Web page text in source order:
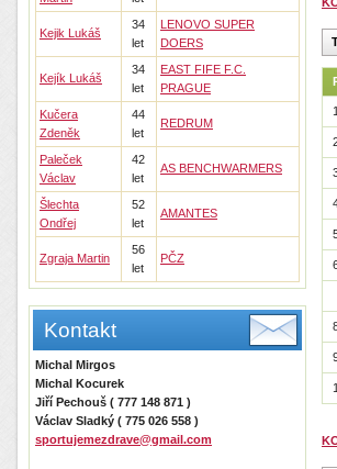
Kejik Lukáš
34
let
LENOVO SUPER
DOERS
Kejík Lukáš
34
let
EAST FIFE F.C.
PRAGUE
Kučera
Zdeněk
44
let
REDRUM
Paleček
Václav
42
let
AS BENCHWARMERS
Šlechta
Ondřej
52
let
AMANTES
Zgraja Martin
56
let
PČZ
Kontakt
Michal Mirgos
Michal Kocurek
Jiří Pechouš ( 777 148 871 )
Václav Sladký ( 775 026 558 )
sportujemezdrave@gmail.com
1.